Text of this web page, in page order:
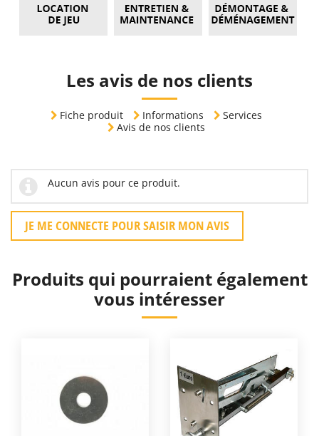
Les avis de nos clients
Fiche produit Informations
Services
Avis de nos clients
Aucun avis pour ce produit.
JE ME CONNECTE POUR SAISIR MON AVIS
Produits qui pourraient également
vous intéresser